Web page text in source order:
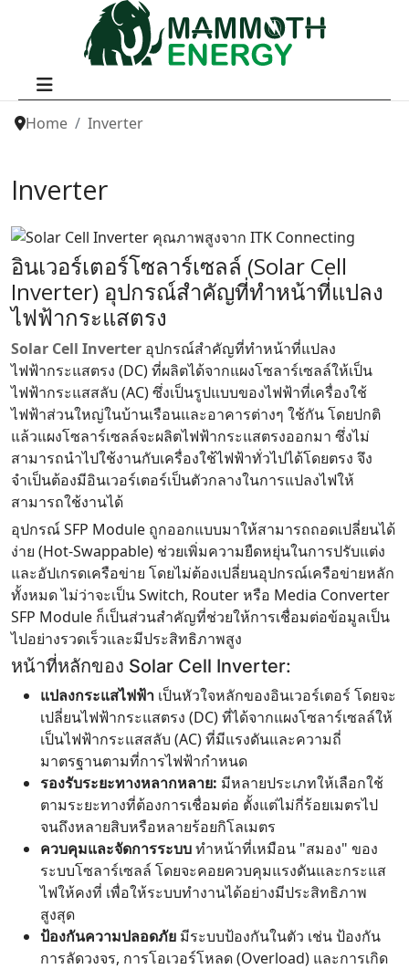
Home Inverter
Inverter
อินเวอร์เตอร์โซลาร์เซลล์ (Solar Cell
Inverter) อุปกรณ์สำคัญที่ทำหน้าที่แปลง
ไฟฟ้ากระแสตรง
Solar Cell Inverter อุปกรณ์สำคัญที่ทำหน้าที่แปลง
ไฟฟ้ากระแสตรง (DC) ที่ผลิตได้จากแผงโซลาร์เซลล์ให้เป็น
ไฟฟ้ากระแสสลับ (AC) ซึ่งเป็นรูปแบบของไฟฟ้าที่เครื่องใช้
ไฟฟ้าส่วนใหญ่ในบ้านเรือนและอาคารต่างๆ ใช้กัน โดยปกติ
แล้วแผงโซลาร์เซลล์จะผลิตไฟฟ้ากระแสตรงออกมา ซึ่งไม่
สามารถนำไปใช้งานกับเครื่องใช้ไฟฟ้าทั่วไปได้โดยตรง จึง
จำเป็นต้องมีอินเวอร์เตอร์เป็นตัวกลางในการแปลงไฟให้
สามารถใช้งานได้
อุปกรณ์ SFP Module ถูกออกแบบมาให้สามารถถอดเปลี่ยนได้
ง่าย (Hot-Swappable) ช่วยเพิ่มความยืดหยุ่นในการปรับแต่ง
และอัปเกรดเครือข่าย โดยไม่ต้องเปลี่ยนอุปกรณ์เครือข่ายหลัก
ทั้งหมด ไม่ว่าจะเป็น Switch, Router หรือ Media Converter
SFP Module ก็เป็นส่วนสำคัญที่ช่วยให้การเชื่อมต่อข้อมูลเป็น
ไปอย่างรวดเร็วและมีประสิทธิภาพสูง
หน้าที่หลักของ Solar Cell Inverter:
แปลงกระแสไฟฟ้า เป็นหัวใจหลักของอินเวอร์เตอร์ โดยจะ
เปลี่ยนไฟฟ้ากระแสตรง (DC) ที่ได้จากแผงโซลาร์เซลล์ให้
เป็นไฟฟ้ากระแสสลับ (AC) ที่มีแรงดันและความถี่
มาตรฐานตามที่การไฟฟ้ากำหนด
รองรับระยะทางหลากหลาย: มีหลายประเภทให้เลือกใช้
ตามระยะทางที่ต้องการเชื่อมต่อ ตั้งแต่ไม่กี่ร้อยเมตรไป
จนถึงหลายสิบหรือหลายร้อยกิโลเมตร
ควบคุมและจัดการระบบทำหน้าที่เหมือน "สมอง" ของ
ระบบโซลาร์เซลล์ โดยจะคอยควบคุมแรงดันและกระแส
ไฟให้คงที่ เพื่อให้ระบบทำงานได้อย่างมีประสิทธิภาพ
สูงสุด
ป้องกันความปลอดภัย มีระบบป้องกันในตัว เช่น ป้องกัน
การลัดวงจร, การโอเวอร์โหลด (Overload) และการเกิด